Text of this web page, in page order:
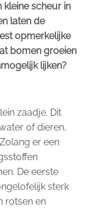
kleine scheur in
laten de
opmerkelijke
bomen groeien
lijken?
zaadje. Dit
of dieren,
er een
De eerste
sterk
rotsen en